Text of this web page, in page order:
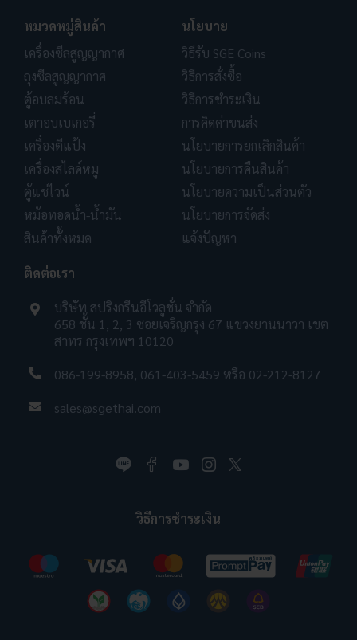
หมวดหมู่สินค้า
เครื่องซีลสูญญากาศ
ถุงซีลสูญญากาศ
ตู้อบลมร้อน
เตาอบเบเกอรี่
เครื่องตีแป้ง
เครื่องสไลด์หมู
ตู้แช่ไวน์
หม้อทอดน้ำ-น้ำมัน
สินค้าทั้งหมด
นโยบาย
วิธีรับ SGE Coins
วิธีการสั่งซื้อ
วิธีการชำระเงิน
การคิดค่าขนส่ง
นโยบายการยกเลิกสินค้า
นโยบายการคืนสินค้า
นโยบายความเป็นส่วนตัว
นโยบายการจัดส่ง
แจ้งปัญหา
ติดต่อเรา
บริษัท สปริงกรีนอีโวลูชั่น จำกัด
658 ชั้น 1, 2, 3 ซอยเจริญกรุง 67 แขวงยานนาวา เขต
สาทร กรุงเทพฯ 10120
086-199-8958, 061-403-5459 หรือ 02-212-8127
sales@sgethai.com
วิธีการชำระเงิน